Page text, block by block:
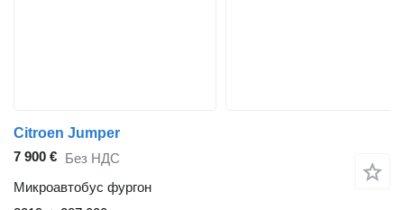
Citroen Jumper
7 900 € Без НДС
Микроавтобус фургон